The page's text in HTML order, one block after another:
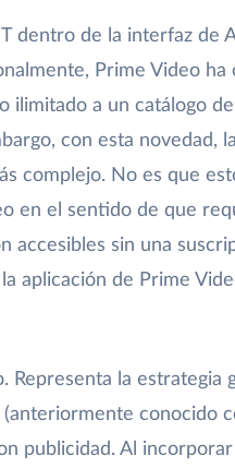
dentro de la interfaz de
Prime Video
ilimitado a un catálogo
con esta novedad,
complejo. No es que
en el sentido de que
accesibles sin una
aplicación de Prime
Representa la estrategia
conocido
publicidad. Al